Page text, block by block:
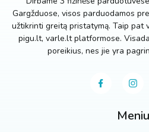
Gargžduose, visos parduodamos
užtikrinti greitą pristatymą. Taip pat
pigu.lt, varle.lt platformose.
poreikius, nes jie yra
Meniu